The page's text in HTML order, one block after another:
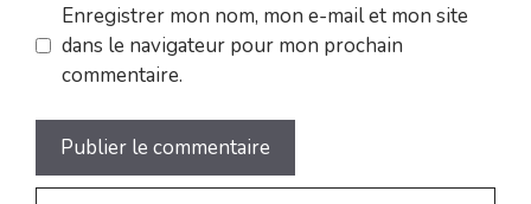
Enregistrer mon nom, mon e-mail et mon site
dans le navigateur pour mon prochain
commentaire.